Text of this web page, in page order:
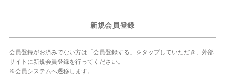
新規会員登録
会員登録がお済みでない方は「会員登録する」をタップしていただき、外部
サイトに新規会員登録を行ってください。
※会員システムへ遷移します。